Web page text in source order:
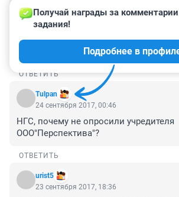
25 сентября 2017, 03:32
С Корховым то что порешали? Это
до того что посмел дорогу себе к
и председателя побить.
ОТВЕТИТЬ
Tulpan
Получай награды за
задания!
Подробнее в
24 сентября 2017, 00:46
НГС, почему не опросили учредителя
ООО"Перспектива"?
ОТВЕТИТЬ
urist5
23 сентября 2017, 18:36